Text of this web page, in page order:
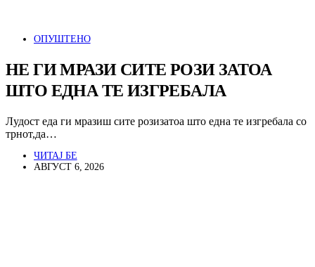
ОПУШТЕНО
НЕ ГИ МРАЗИ СИТЕ РОЗИ ЗАТОА
ШТО ЕДНА ТЕ ИЗГРЕБАЛА
Лудост еда ги мразиш сите розизатоа што една те изгребала со
трнот,да…
ЧИТАЈ БЕ
АВГУСТ 6, 2026